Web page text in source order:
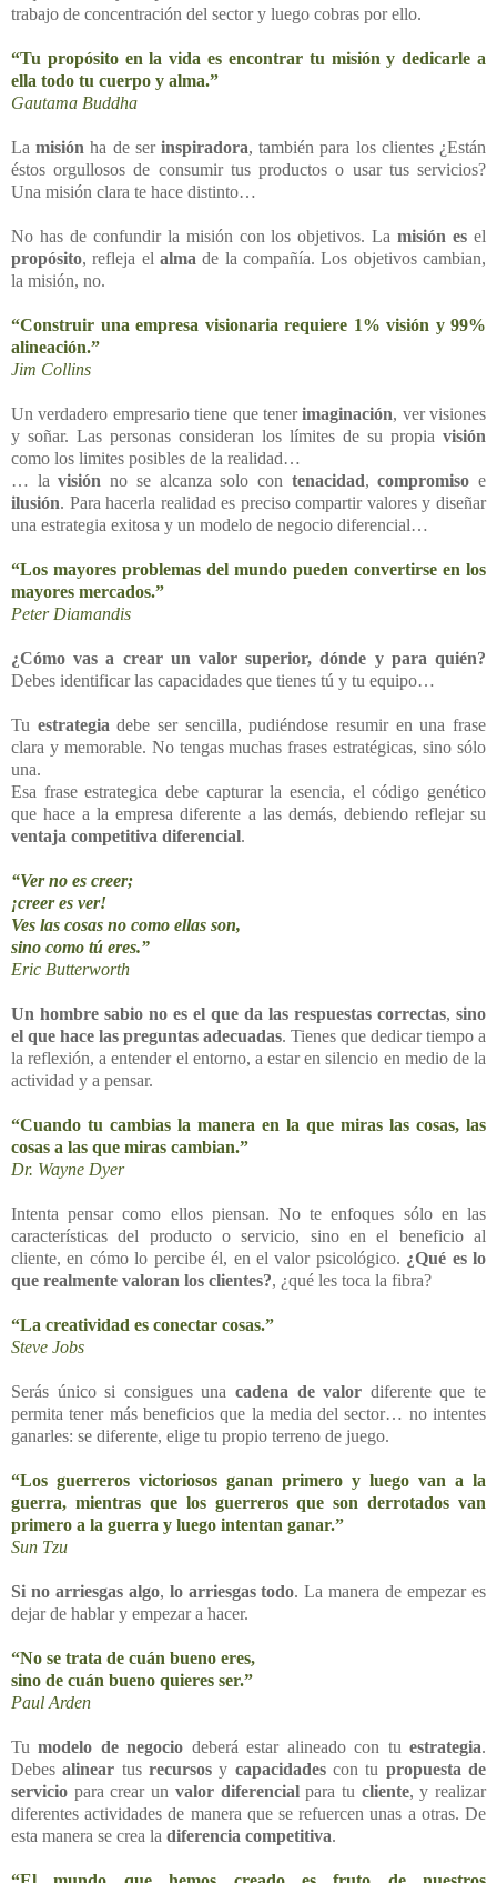
trabajo de concentración del sector y luego cobras por ello.
“Tu propósito en la vida es encontrar tu misión y dedicarle a
ella todo tu cuerpo y alma.”
Gautama Buddha
Lamisión ha de serinspiradora, también para los clientes ¿Están
éstos orgullosos de consumir tus productos o usar tus servicios?
Una misión clara te hace distinto…
No has de confundir la misión con los objetivos. Lamisión es el
propósito, refleja el alma de la compañía. Los objetivos cambian,
la misión, no.
“Construir una empresa visionaria requiere 1% visión y 99%
alineación.”
Jim Collins
Un verdadero empresario tiene que tenerimaginación, ver visiones
y soñar. Las personas consideran los límites de su propia visión
como los limites posibles de la realidad…
… lavisión no se alcanza solo con tenacidad,compromiso e
ilusión. Para hacerla realidad es preciso compartir valores y diseñar
una estrategia exitosa y un modelo de negocio diferencial…
“Los mayores problemas del mundo pueden convertirse en los
mayores mercados.”
Peter Diamandis
¿Cómo vas a crear un valor superior, dónde y para quién?
Debes identificar las capacidades que tienes tú y tu equipo…
Tu estrategia debe ser sencilla, pudiéndose resumir en una frase
clara y memorable. No tengas muchas frases estratégicas, sino sólo
una.
Esa frase estrategica debe capturar la esencia, el código genético
que hace a la empresa diferente a las demás, debiendo reflejar su
ventaja competitiva diferencial.
“Ver no es creer;
¡creer es ver!
Ves las cosas no como ellas son,
sino como tú eres.”
Eric Butterworth
Un hombre sabio no es el que da las respuestas correctas, sino
el que hace las preguntas adecuadas. Tienes que dedicar tiempo a
la reflexión, a entender el entorno, a estar en silencio en medio de la
actividad y a pensar.
“Cuando tu cambias la manera en la que miras las cosas, las
cosas a las que miras cambian.”
Dr. Wayne Dyer
Intenta pensar como ellos piensan. No te enfoques sólo en las
características del producto o servicio, sino en el beneficio al
cliente, en cómo lo percibe él, en el valor psicológico. ¿Qué es lo
que realmente valoran los clientes?, ¿qué les toca la fibra?
“La creatividad es conectar cosas.”
Steve Jobs
Serás único si consigues una cadena de valor diferente que te
permita tener más beneficios que la media del sector… no intentes
ganarles: se diferente, elige tu propio terreno de juego.
“Los guerreros victoriosos ganan primero y luego van a la
guerra, mientras que los guerreros que son derrotados van
primero a la guerra y luego intentan ganar.”
Sun Tzu
Si no arriesgas algo, lo arriesgas todo. La manera de empezar es
dejar de hablar y empezar a hacer.
“No se trata de cuán bueno eres,
sino de cuán bueno quieres ser.”
Paul Arden
Tumodelo de negocio deberá estar alineado con tuestrategia.
Debesalinear tusrecursos y capacidadescon tu propuesta de
servicio para crear un valor diferencialpara tu cliente, y realizar
diferentes actividades de manera que se refuercen unas a otras. De
esta manera se crea la diferencia competitiva.